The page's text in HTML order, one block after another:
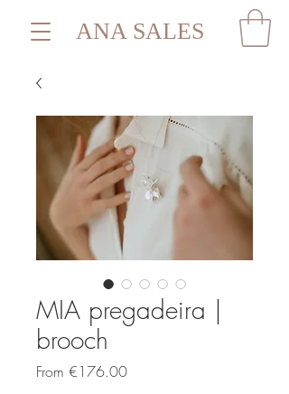
ANA SALES
MIA pregadeira |
brooch
From €176.00Sale